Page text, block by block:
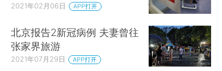
2021年02月06日 APP打开
北京报告2新冠病例 夫妻曾往
张家界旅游
2021年07月29日 APP打开